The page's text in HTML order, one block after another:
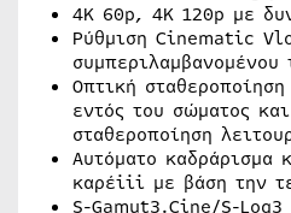
4K 60p, 4K 120p με
Ρύθμιση Cinematic
Οπτική
εντός του σώματος
σταθεροποίηση
Αυτόματο καδράρισμα
καρέiii με βάση την
S-Gamut3.Cine/S-